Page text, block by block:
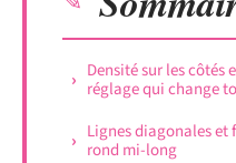
Densité sur les côtés
réglage qui change
Lignes diagonales et
rond mi-long